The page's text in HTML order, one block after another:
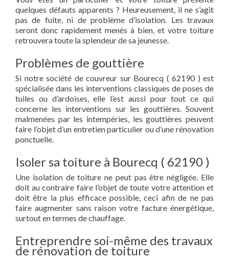
quelques défauts apparents ? Heureusement, il ne s’agit
pas de fuite, ni de problème d’isolation. Les travaux
seront donc rapidement menés à bien, et votre toiture
retrouvera toute la splendeur de sa jeunesse.
Problèmes de gouttière
Si notre société de couvreur sur Bourecq ( 62190 ) est
spécialisée dans les interventions classiques de poses de
tuiles ou d’ardoises, elle l’est aussi pour tout ce qui
concerne les interventions sur les gouttières. Souvent
malmenées par les intempéries, les gouttières peuvent
faire l’objet d’un entretien particulier ou d’une rénovation
ponctuelle.
Isoler sa toiture à Bourecq ( 62190 )
Une isolation de toiture ne peut pas être négligée. Elle
doit au contraire faire l’objet de toute votre attention et
doit être la plus efficace possible, ceci afin de ne pas
faire augmenter sans raison votre facture énergétique,
surtout en termes de chauffage.
Entreprendre soi-même des travaux
de rénovation de toiture